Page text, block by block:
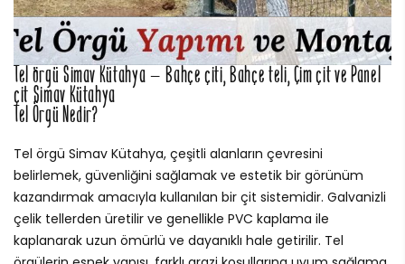
Tel örgü Simav Kütahya – Bahçe çiti, Bahçe teli, Çim çit ve Panel
çit Simav Kütahya
Tel Örgü Nedir?
Tel örgü Simav Kütahya, çeşitli alanların çevresini
belirlemek, güvenliğini sağlamak ve estetik bir görünüm
kazandırmak amacıyla kullanılan bir çit sistemidir. Galvanizli
çelik tellerden üretilir ve genellikle PVC kaplama ile
kaplanarak uzun ömürlü ve dayanıklı hale getirilir. Tel